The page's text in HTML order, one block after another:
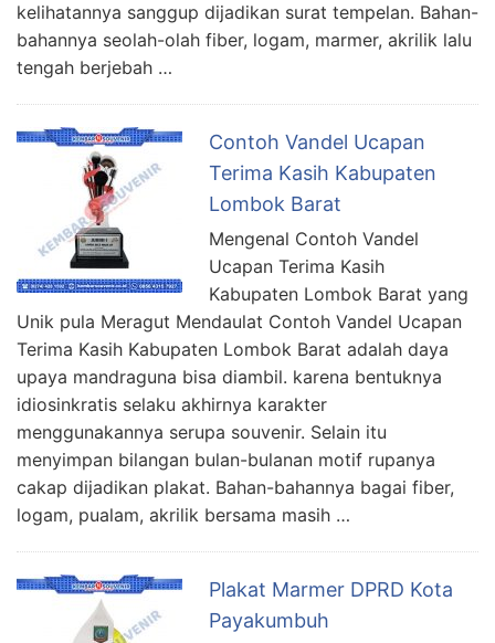
kelihatannya sanggup dijadikan surat tempelan. Bahan-
bahannya seolah-olah fiber, logam, marmer, akrilik lalu
tengah berjebah …
Contoh Vandel Ucapan
Terima Kasih Kabupaten
Lombok Barat
Mengenal Contoh Vandel
Ucapan Terima Kasih
Kabupaten Lombok Barat yang
Unik pula Meragut Mendaulat Contoh Vandel Ucapan
Terima Kasih Kabupaten Lombok Barat adalah daya
upaya mandraguna bisa diambil. karena bentuknya
idiosinkratis selaku akhirnya karakter
menggunakannya serupa souvenir. Selain itu
menyimpan bilangan bulan-bulanan motif rupanya
cakap dijadikan plakat. Bahan-bahannya bagai fiber,
logam, pualam, akrilik bersama masih …
Plakat Marmer DPRD Kota
Payakumbuh